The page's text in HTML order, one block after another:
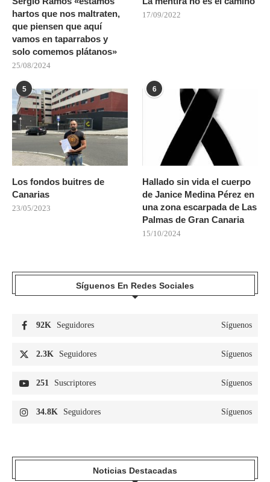
hartos que nos maltraten,
que piensen que aquí
vamos en taparrabos y
solo comemos plátanos»
25/08/2024
17/09/2022
5
Los fondos buitres de
Canarias
23/05/2023
6
Hallado sin vida el cuerpo
de Janice Medina Pérez en
una zona escarpada de Las
Palmas de Gran Canaria
15/10/2024
Síguenos En Redes Sociales
92K Seguidores Síguenos
2.3K Seguidores Síguenos
251 Suscriptores Síguenos
34.8K Seguidores Síguenos
Noticias Destacadas